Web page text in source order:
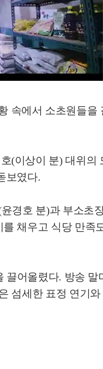
속에서 소초원들을
(이상이 분) 대위의
보였다.
경호 분)과 부소초
채우고 식당 만족
끌어올렸다. 방송 말
섬세한 표정 연기